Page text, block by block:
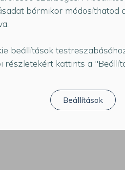
bármikor módosíthatod
beállítások
részletekért kattints a
Beállítások